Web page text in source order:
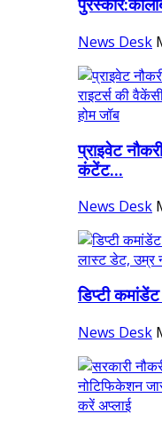
News Desk
प्राइवेट
कंटेंट...
News Desk
डिप्टी
News Desk